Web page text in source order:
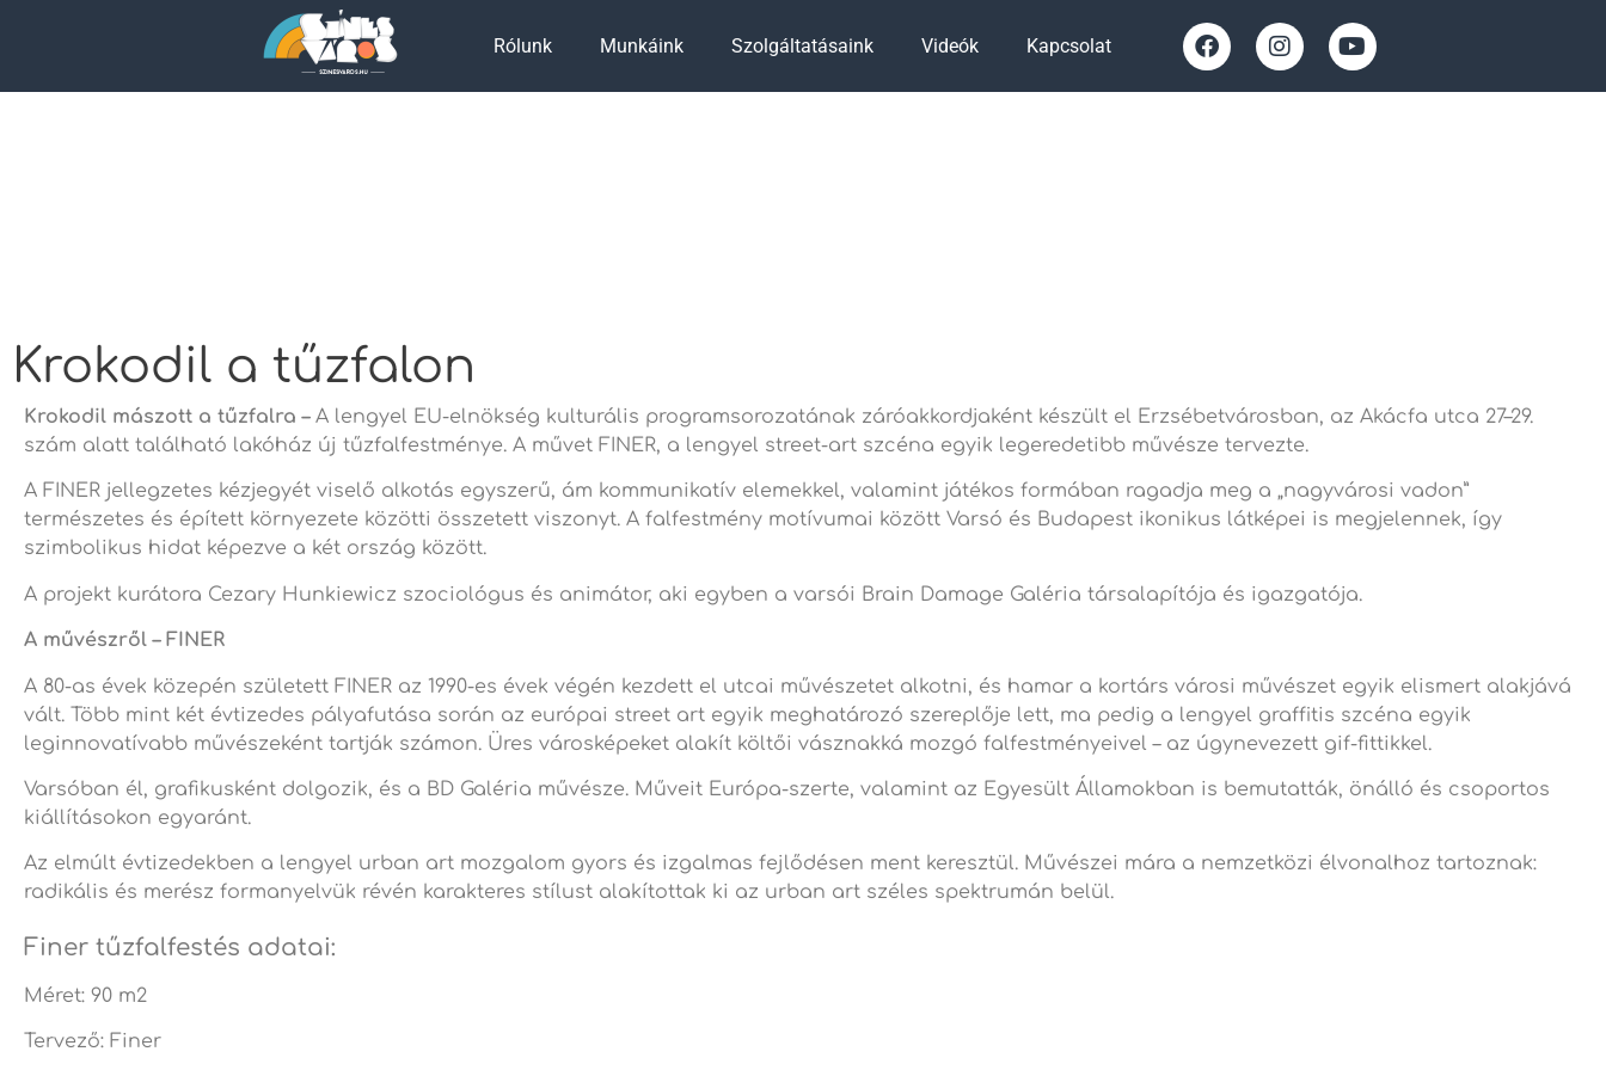
Rólunk Munkáink Szolgáltatásaink Videók Kapcsolat
Krokodil a tűzfalon
Krokodil mászott a tűzfalra – A lengyel EU-elnökség kulturális programsorozatának záróakkordjaként készült el Erzsébetvárosban, az Akácfa utca 27–29.
szám alatt található lakóház új tűzfalfestménye. A művet FINER, a lengyel street-art szcéna egyik legeredetibb művésze tervezte.
A FINER jellegzetes kézjegyét viselő alkotás egyszerű, ám kommunikatív elemekkel, valamint játékos formában ragadja meg a „nagyvárosi vadon”
természetes és épített környezete közötti összetett viszonyt. A falfestmény motívumai között Varsó és Budapest ikonikus látképei is megjelennek, így
szimbolikus hidat képezve a két ország között.
A projekt kurátora Cezary Hunkiewicz szociológus és animátor, aki egyben a varsói Brain Damage Galéria társalapítója és igazgatója.
A művészről – FINER
A 80-as évek közepén született FINER az 1990-es évek végén kezdett el utcai művészetet alkotni, és hamar a kortárs városi művészet egyik elismert alakjává
vált. Több mint két évtizedes pályafutása során az európai street art egyik meghatározó szereplője lett, ma pedig a lengyel graffitis szcéna egyik
leginnovatívabb művészeként tartják számon. Üres városképeket alakít költői vásznakká mozgó falfestményeivel – az úgynevezett gif-fittikkel.
Varsóban él, grafikusként dolgozik, és a BD Galéria művésze. Műveit Európa-szerte, valamint az Egyesült Államokban is bemutatták, önálló és csoportos
kiállításokon egyaránt.
Az elmúlt évtizedekben a lengyel urban art mozgalom gyors és izgalmas fejlődésen ment keresztül. Művészei mára a nemzetközi élvonalhoz tartoznak:
radikális és merész formanyelvük révén karakteres stílust alakítottak ki az urban art széles spektrumán belül.
Finer tűzfalfestés adatai:
Méret: 90 m2
Tervező: Finer